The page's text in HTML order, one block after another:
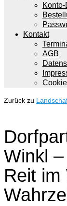
Kontakt
AGB
Zurück zu
Winkl
Reit im